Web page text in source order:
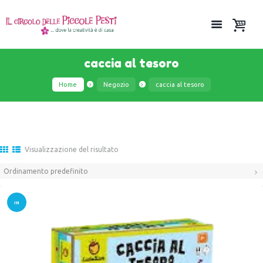
caccia al tesoro
Home Negozio caccia al tesoro
Visualizzazione del risultato
IN